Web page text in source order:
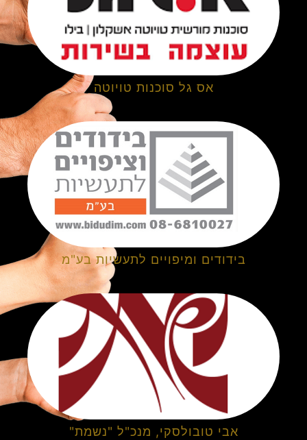
אס גל סוכנות טויוטה
בידודים ומיפויים לתעשיות בע"מ
אבי טובולסקי, מנכ"ל "נשמת"